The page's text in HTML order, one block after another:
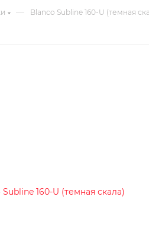
— Blanco Subline 160-U (темная